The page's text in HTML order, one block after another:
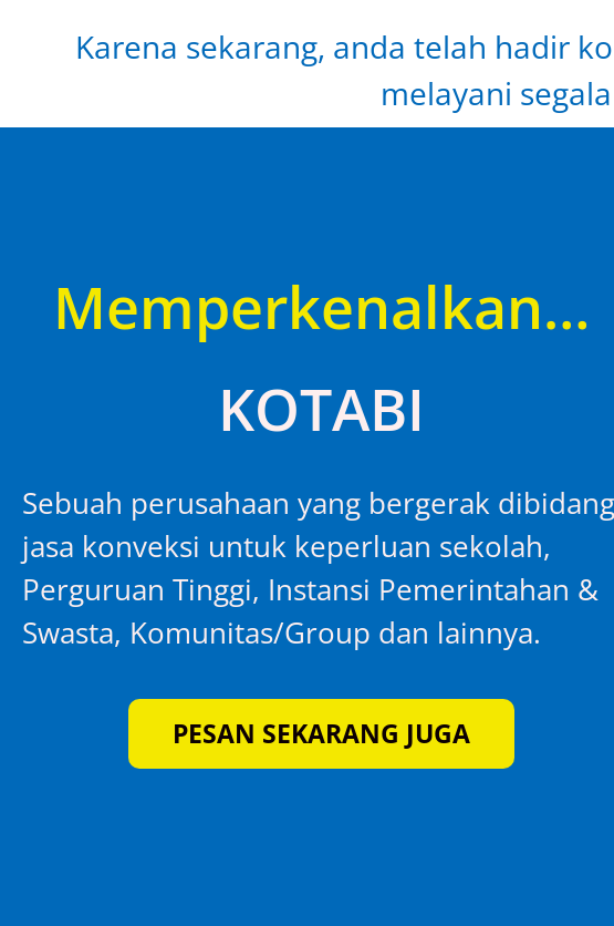
Karena sekarang, anda telah hadir
melayani
Memperkenalkan…
KOTABI
Sebuah perusahaan yang bergerak dibidang
jasa konveksi untuk keperluan sekolah,
Perguruan Tinggi, Instansi Pemerintahan &
Swasta, Komunitas/Group dan lainnya.
PESAN SEKARANG JUGA